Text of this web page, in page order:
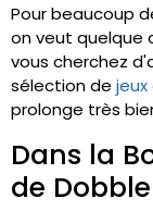
Pour beaucoup
on veut quelque
vous cherchez
sélection de
prolonge très
Dans la
de